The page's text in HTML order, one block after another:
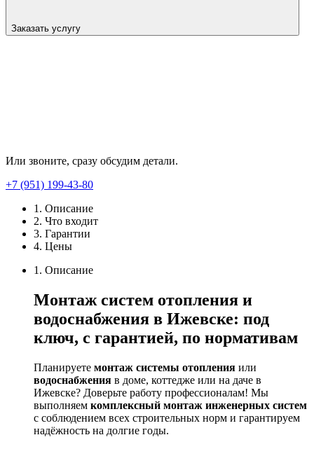
Заказать услугу
Или звоните, сразу обсудим детали.
+7 (951) 199-43-80
1. Описание
2. Что входит
3. Гарантии
4. Цены
1. Описание
Монтаж систем отопления и
водоснабжения в Ижевске: под
ключ, с гарантией, по нормативам
Планируете монтаж системы отопления или
водоснабжения в доме, коттедже или на даче в
Ижевске? Доверьте работу профессионалам! Мы
выполняем комплексный монтаж инженерных систем
с соблюдением всех строительных норм и гарантируем
надёжность на долгие годы.